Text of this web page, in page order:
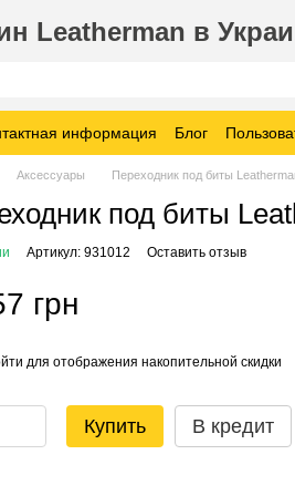
Leatherman в
информация Блог
Аксессуары Переходник под биты
под биты
Артикул: 931012 Оставить отзыв
грн
для отображения накопительной скидки
Купить В кредит